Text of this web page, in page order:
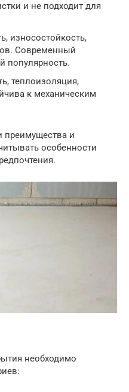
и не подходит для
износостойкость,
Современный
популярность.
теплоизоляция,
к механическим
преимущества и
особенности
необходимо